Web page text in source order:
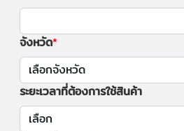
จังหวัด
ระยะเวลาที่ต้องการใช้สินค้า